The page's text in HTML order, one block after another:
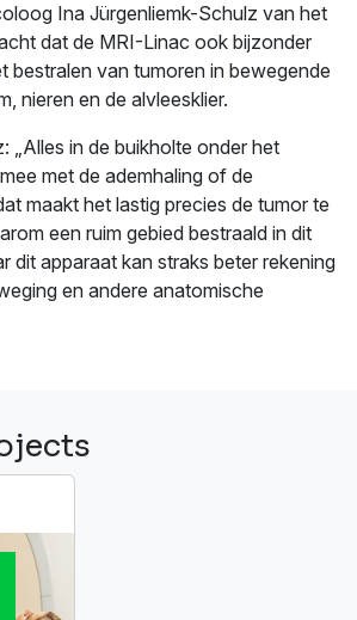
Ina Jürgenliemk-Schulz van het
dat de MRI-Linac ook bijzonder
bestralen van tumoren in bewegende
nieren en de alvleesklier.
„Alles in de buikholte onder het
met de ademhaling of de
maakt het lastig precies de tumor te
een ruim gebied bestraald in dit
dit apparaat kan straks beter rekening
en andere anatomische